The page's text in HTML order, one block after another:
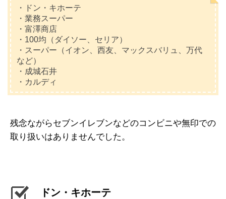
・ドン・キホーテ
・業務スーパー
・富澤商店
・100均（ダイソー、セリア）
・スーパー（イオン、西友、マックスバリュ、万代
など）
・成城石井
・カルディ
残念ながらセブンイレブンなどのコンビニや無印での
取り扱いはありませんでした。
ドン・キホーテ